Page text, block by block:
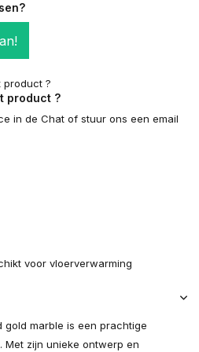
product ?
in de Chat of stuur ons een email
voor vloerverwarming
gold marble is een prachtige
zijn unieke ontwerp en